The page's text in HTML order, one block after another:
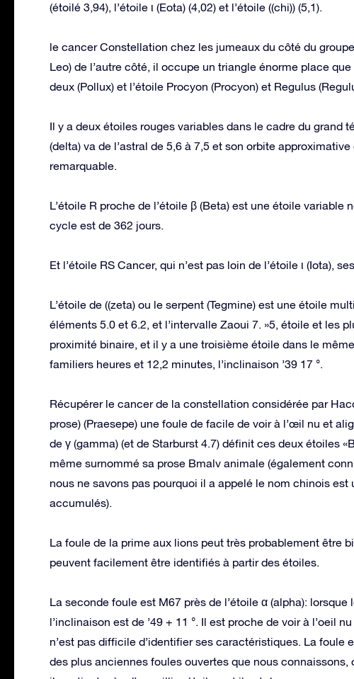
(étoilé 3,94), l’étoile ι (Eota) (4,02) et l’étoile ((chi)) (5,1).
le cancer Constellation chez les jumeaux du côté du
Leo) de l’autre côté, il occupe un triangle énorme place
deux (Pollux) et l’étoile Procyon (Procyon) et Regulus
Il y a deux étoiles rouges variables dans le cadre du grand
(delta) va de l’astral de 5,6 à 7,5 et son orbite
remarquable.
L’étoile R proche de l’étoile β (Beta) est une étoile
cycle est de 362 jours.
Et l’étoile RS Cancer, qui n’est pas loin de l’étoile ι (Iota),
L’étoile de ((zeta) ou le serpent (Tegmine) est une étoile
éléments 5.0 et 6.2, et l’intervalle Zaoui 7. »5, étoile et les
proximité binaire, et il y a une troisième étoile dans le
familiers heures et 12,2 minutes, l’inclinaison ’39 17 °.
Récupérer le cancer de la constellation considérée par
prose) (Praesepe) une foule de facile de voir à l’œil nu et
de γ (gamma) (et de Starburst 4.7) définit ces deux étoiles
même surnommé sa prose Bmalv animale (également
nous ne savons pas pourquoi il a appelé le nom chinois
accumulés).
La foule de la prime aux lions peut très probablement être
peuvent facilement être identifiés à partir des étoiles.
La seconde foule est M67 près de l’étoile α (alpha):
l’inclinaison est de ’49 + 11 °. Il est proche de voir à l’oeil
n’est pas difficile d’identifier ses caractéristiques. La foule
des plus anciennes foules ouvertes que nous